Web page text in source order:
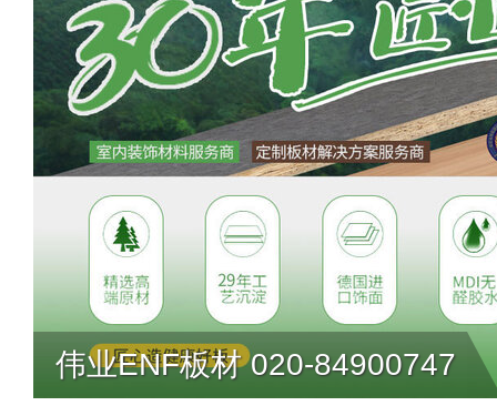
伟业ENF板材 020-84900747